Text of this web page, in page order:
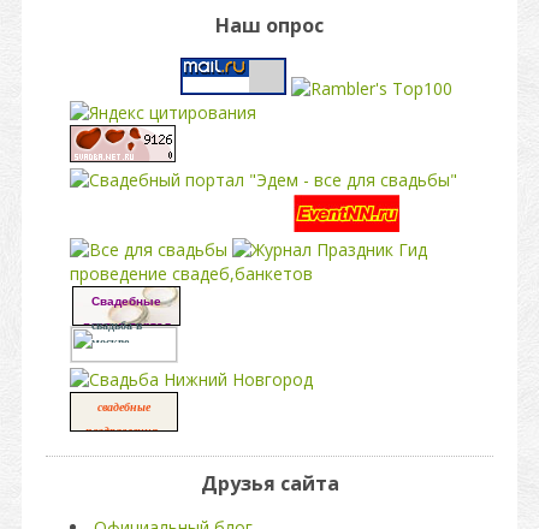
Наш опрос
проведение свадеб,банкетов
Свадебные
платья портал
свадьба в
москве
свадебные
поздравления,
свадьба
Друзья сайта